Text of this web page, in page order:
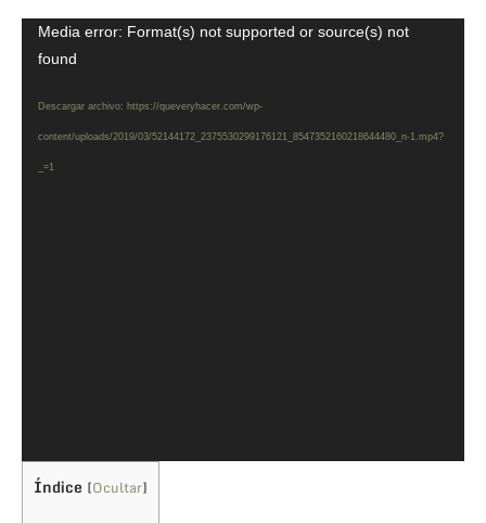
Reproductor
Media error: Format(s) not supported or source(s) not
found
Descargar archivo: https://queveryhacer.com/wp-
content/uploads/2019/03/52144172_2375530299176121_8547352160218644480_n-1.mp4?
_=1
Índice [Ocultar]